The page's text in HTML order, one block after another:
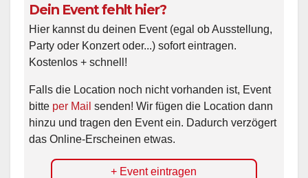
Dein Event fehlt hier?
Hier kannst du deinen Event (egal ob Ausstellung,
Party oder Konzert oder...) sofort eintragen.
Kostenlos + schnell!
Falls die Location noch nicht vorhanden ist, Event
bitte per Mail senden! Wir fügen die Location dann
hinzu und tragen den Event ein. Dadurch verzögert
das Online-Erscheinen etwas.
+ Event eintragen